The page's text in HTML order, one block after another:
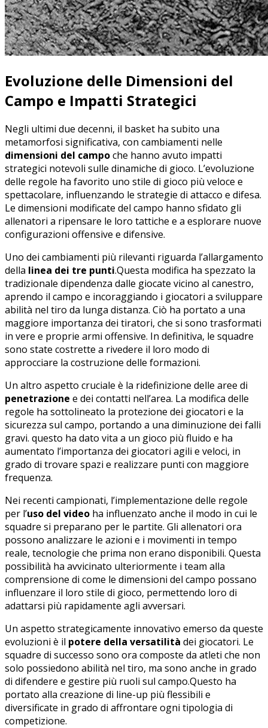
Evoluzione delle Dimensioni‍ del
Campo e ⁣Impatti Strategici
Negli ultimi due‌ decenni, il basket ha subito ⁢una
metamorfosi​ significativa, con cambiamenti‌ nelle
dimensioni del campoche ‍hanno avuto impatti
strategici notevoli sulle dinamiche di ‍gioco. ⁢L’evoluzione
delle regole ha ⁢favorito uno stile di gioco⁣ più veloce e
spettacolare,‌ influenzando le strategie di attacco e‌ difesa.
Le dimensioni modificate del campo hanno ⁣sfidato gli
allenatori a ripensare le loro ‌tattiche e a esplorare⁢ nuove⁢
configurazioni offensive e difensive.
Uno ⁤dei cambiamenti più rilevanti riguarda l’allargamento
della⁢ linea dei tre punti.Questa ⁤modifica ha ‌spezzato la
tradizionale dipendenza dalle giocate vicino al canestro,⁢
aprendo il campo e incoraggiando i giocatori ​a sviluppare
abilità nel​ tiro da‍ lunga distanza. Ciò ha portato a una⁣
maggiore⁤ importanza dei tiratori, che ⁢si sono trasformati
in vere e proprie​ armi offensive. In definitiva, le squadre
sono state⁢ costrette a rivedere il loro modo di
approcciare ‌la ​costruzione delle formazioni.
Un altro ⁤aspetto cruciale è la ridefinizione delle aree di
penetrazione e dei ‌contatti ‌nell’area. La modifica‌ delle
regole ha sottolineato la protezione‍ dei giocatori‌ e la
sicurezza⁣ sul campo, portando a una diminuzione dei falli
⁢gravi. questo ​ha dato vita a​ un gioco ‌più fluido e ha
‌aumentato‌ l’importanza dei ​giocatori​ agili e ⁤veloci, in
⁣grado di trovare spazi e realizzare punti con maggiore
frequenza.
Nei recenti campionati, l’implementazione delle regole
per l’uso del video ha influenzato anche⁤ il modo ​in⁤ cui⁢ le
squadre si preparano per le ‌partite. ⁣Gli allenatori ora
possono analizzare ‍le azioni‍ e i movimenti in tempo⁢
reale, tecnologie che prima non erano​ disponibili. Questa
possibilità ha avvicinato ulteriormente i team alla
comprensione di come le dimensioni ​del ‍campo possano
influenzare il loro‍ stile di gioco, permettendo loro di
adattarsi più rapidamente agli⁣ avversari.
Un aspetto​ strategicamente innovativo‌ emerso da‍ queste
evoluzioni è il potere della versatilità dei giocatori.‌ Le
squadre di successo sono ‍ora composte⁣ da‌ atleti che non
solo possiedono abilità nel tiro, ma sono⁤ anche in grado
di difendere e gestire più ruoli sul campo.Questo ha
portato alla ⁢creazione di⁣ line-up ⁢più flessibili ⁣e
diversificate ⁢in⁢ grado⁣ di affrontare ‌ogni tipologia⁣ di
competizione.